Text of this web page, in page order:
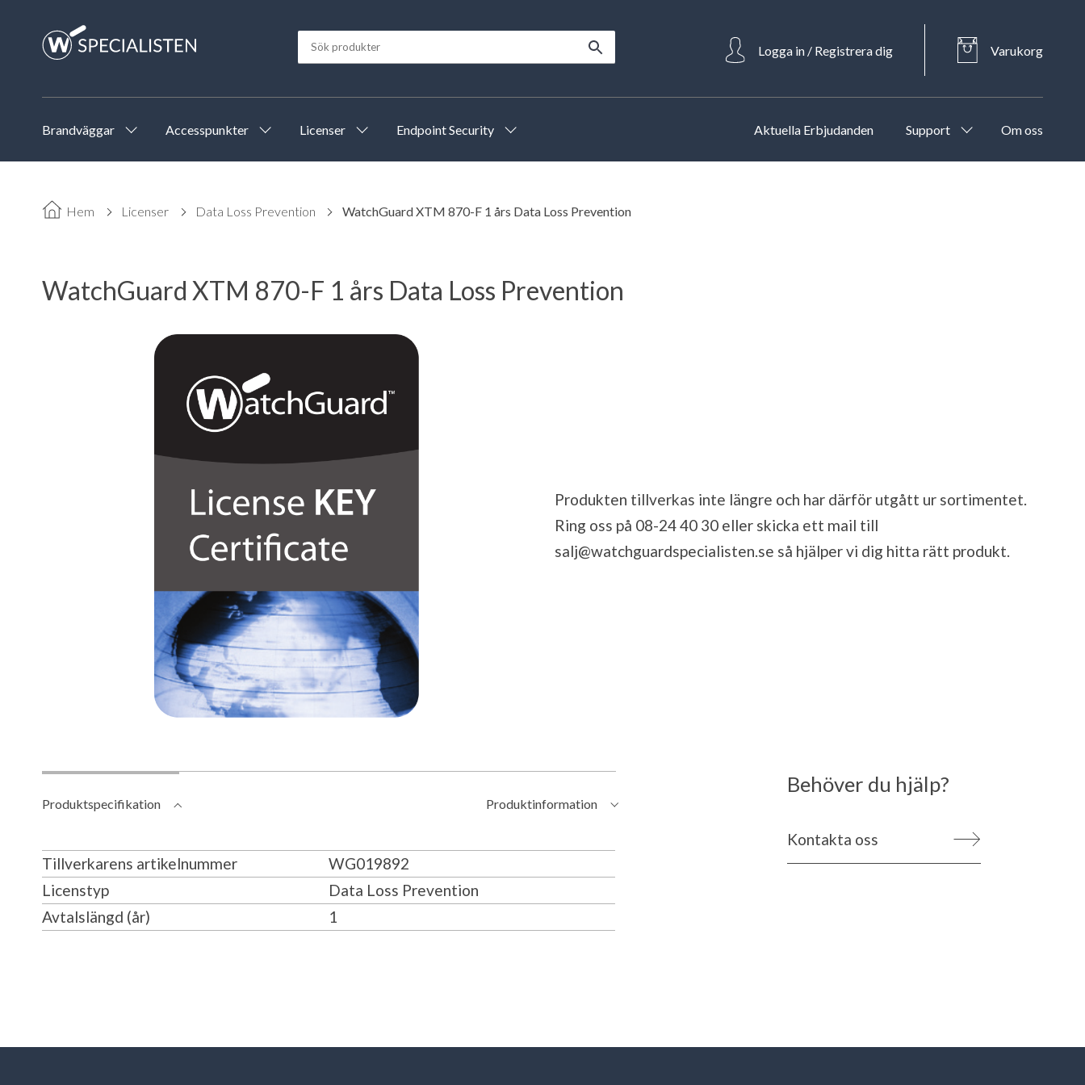
Logga in / Registrera dig Varukorg
Brandväggar Accesspunkter Licenser Endpoint Security Aktuella Erbjudanden Support Om oss
Hem Licenser Data Loss Prevention WatchGuard XTM 870-F 1 års Data Loss Prevention
WatchGuard XTM 870-F 1 års Data Loss Prevention
Produkten tillverkas inte längre och har därför utgått ur sortimentet.
Ring oss på 08-24 40 30 eller skicka ett mail till
salj@watchguardspecialisten.se så hjälper vi dig hitta rätt produkt.
Produktspecifikation Produktinformation
Tillverkarens artikelnummer
WG019892
Licenstyp
Data Loss Prevention
Avtalslängd (år)
1
Behöver du hjälp?
Kontakta oss